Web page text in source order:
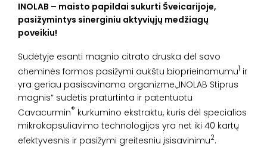
INOLAB – maisto papildai sukurti Šveicarijoje,
pasižymintys sinerginiu aktyviųjų medžiagų
poveikiu!
Sudėtyje esanti magnio citrato druska dėl savo
cheminės formos pasižymi aukštu bioprieinamumu1 ir
yra geriau pasisavinama organizme.„INOLAB Stiprus
magnis“ sudėtis praturtinta ir patentuotu
Cavacurmin® kurkumino ekstraktu, kuris dėl specialios
mikrokapsuliavimo technologijos yra net iki 40 kartų
efektyvesnis ir pasižymi greitesniu įsisavinimu2.